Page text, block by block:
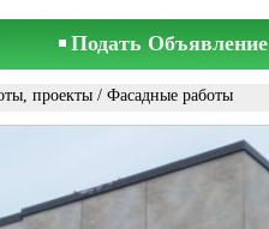
Подать Объявление
проекты / Фасадные работы